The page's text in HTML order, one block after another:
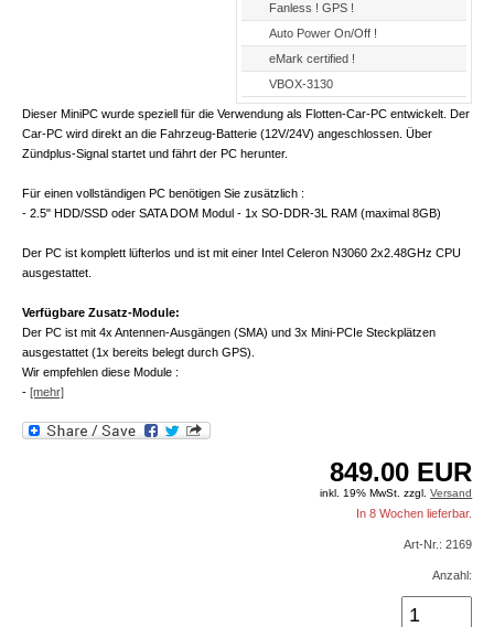
Fanless ! GPS !
Auto Power On/Off !
eMark certified !
VBOX-3130
Dieser MiniPC wurde speziell für die Verwendung als Flotten-Car-PC entwickelt. Der
Car-PC wird direkt an die Fahrzeug-Batterie (12V/24V) angeschlossen. Über
Zündplus-Signal startet und fährt der PC herunter.
Für einen vollständigen PC benötigen Sie zusätzlich :
- 2.5" HDD/SSD oder SATA DOM Modul - 1x SO-DDR-3L RAM (maximal 8GB)
Der PC ist komplett lüfterlos und ist mit einer Intel Celeron N3060 2x2.48GHz CPU
ausgestattet.
Verfügbare Zusatz-Module:
Der PC ist mit 4x Antennen-Ausgängen (SMA) und 3x Mini-PCIe Steckplätzen
ausgestattet (1x bereits belegt durch GPS).
Wir empfehlen diese Module :
- [mehr]
849.00 EUR
inkl. 19% MwSt. zzgl.Versand
In 8 Wochen lieferbar.
Art-Nr.: 2169
Anzahl: